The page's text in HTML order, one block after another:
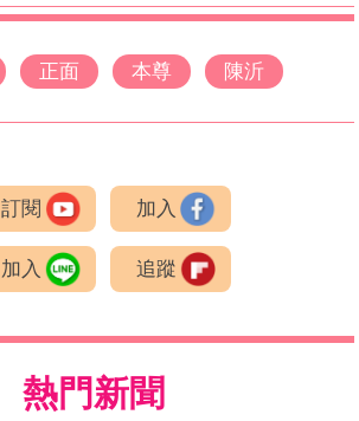
正面 本尊 陳沂
訂閱 加入
加入 追蹤
熱門新聞